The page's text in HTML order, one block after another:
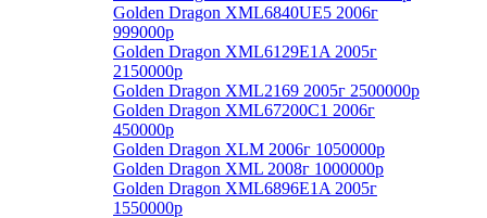
Golden Dragon XML6840UE5 2006г
999000р
Golden Dragon XML6129E1A 2005г
2150000р
Golden Dragon XML2169 2005г 2500000р
Golden Dragon XML67200C1 2006г
450000р
Golden Dragon XLM 2006г 1050000р
Golden Dragon XML 2008г 1000000р
Golden Dragon XML6896E1A 2005г
1550000р